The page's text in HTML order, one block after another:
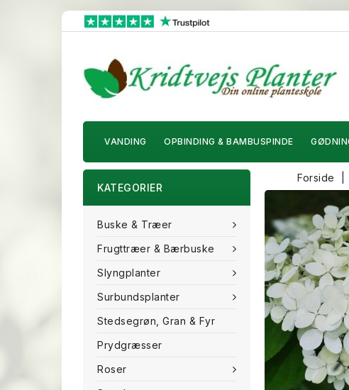
VANDING OPBINDING & BAMBUSPINDE
KATEGORIER
Buske & Træer
Frugttræer & Bærbuske
Slyngplanter
Surbundsplanter
Stedsegrøn, Gran & Fyr
Prydgræsser
Roser
Forside